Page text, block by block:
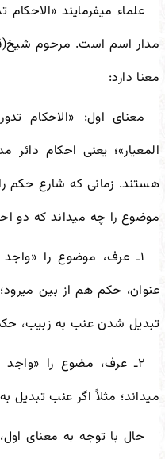
علماء میفرمایند «الاحکام
مدار اسم است. مرحوم
معنا دارد:
معنای اول: «الاحکام
المعیار»؛ یعنی احکام
هستند. زمانی که شارع حکم
موضوع را چه میداند که دو
۱ـ عرف، موضوع را «واجد العنوان» فقط می
عنوان، حکم هم از بین می
تبدیل شدن عنب به زبیب،
۲ـ عرف، مضوع را «واجد
میداند؛ مثلاً اگر عنب
حال با توجه به معنای